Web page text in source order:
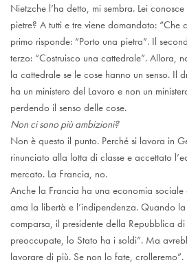
Nietzche l’ha detto, mi sembra. Lei
pietre? A tutti e tre viene domandato: “Che
primo risponde: “Porto una pietra”. Il
terzo: “Costruisco una cattedrale”. Allora,
la cattedrale se le cose hanno un senso. Il
ha un ministero del Lavoro e non un
perdendo il senso delle cose.
Non ci sono più ambizioni?
Non è questo il punto. Perché si lavora in
rinunciato alla lotta di classe e accettato
mercato. La Francia, no.
Anche la Francia ha una economia sociale
ama la libertà e l’indipendenza. Quando
comparsa, il presidente della Repubblica
preoccupate, lo Stato ha i soldi”. Ma
lavorare di più. Se non lo fate, crolleremo”.